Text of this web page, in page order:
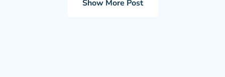
Show More Post